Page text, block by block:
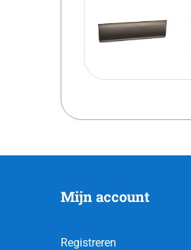
Mijn account
Registreren